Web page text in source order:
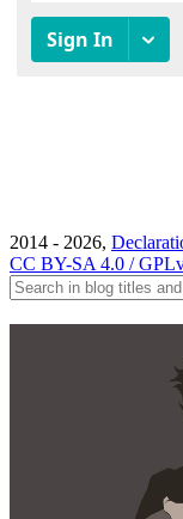
2014 - 2026,
CC BY-SA 4.0 /